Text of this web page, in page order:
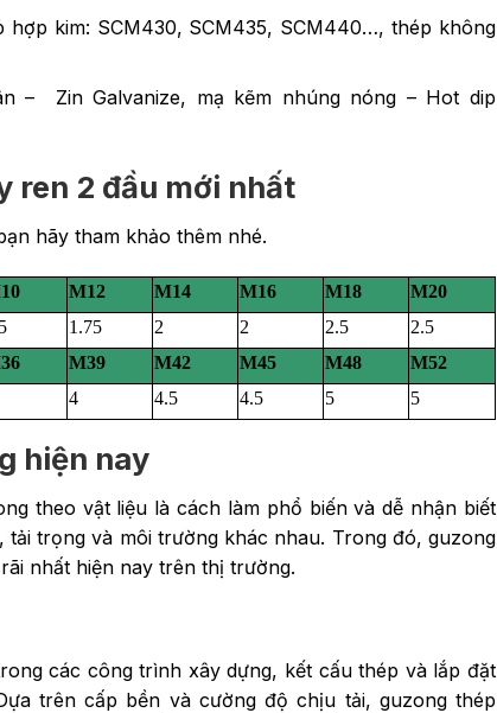
kim: SCM430, SCM435, SCM440…, thép không
– Zin Galvanize, mạ kẽm nhúng nóng – Hot dip
ren 2 đầu mới nhất
hãy tham khảo thêm nhé.
M12 M14 M16 M18
M20
1.75 2 2 2.5
2.5
M39 M42 M45 M48
M52
4 4.5 4.5 5 5
hiện nay
theo vật liệu là cách làm phổ biến và dễ nhận biết
trọng và môi trường khác nhau. Trong đó, guzong
nhất hiện nay trên thị trường.
các công trình xây dựng, kết cấu thép và lắp đặt
trên cấp bền và cường độ chịu tải, guzong thép